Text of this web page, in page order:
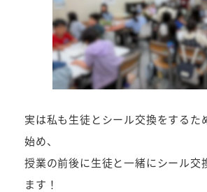
実は私も生徒とシール交換をするた
始め、
授業の前後に生徒と一緒にシール交
ます！